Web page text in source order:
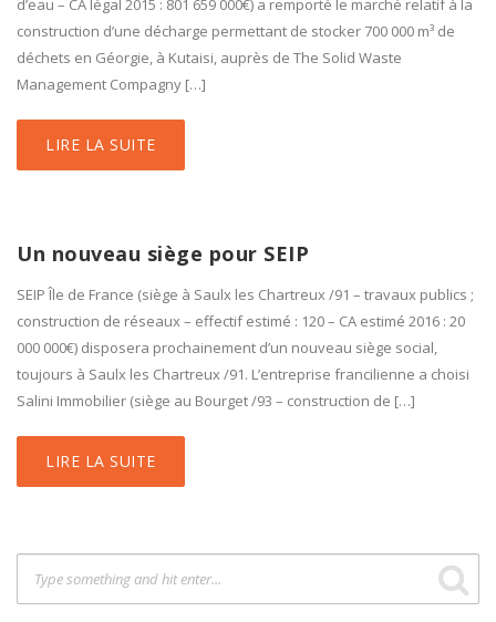
d’eau – CA légal 2015 : 801 659 000€) a remporté le marché relatif à la
construction d’une décharge permettant de stocker 700 000 m³ de
déchets en Géorgie, à Kutaisi, auprès de The Solid Waste
Management Compagny […]
LIRE LA SUITE
Un nouveau siège pour SEIP
SEIP Île de France (siège à Saulx les Chartreux /91 – travaux publics ;
construction de réseaux – effectif estimé : 120 – CA estimé 2016 : 20
000 000€) disposera prochainement d’un nouveau siège social,
toujours à Saulx les Chartreux /91. L’entreprise francilienne a choisi
Salini Immobilier (siège au Bourget /93 – construction de […]
LIRE LA SUITE